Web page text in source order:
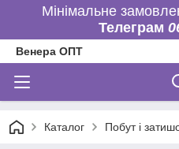
Мінімальне
Телеграм
Венера ОПТ
Каталог Побут і